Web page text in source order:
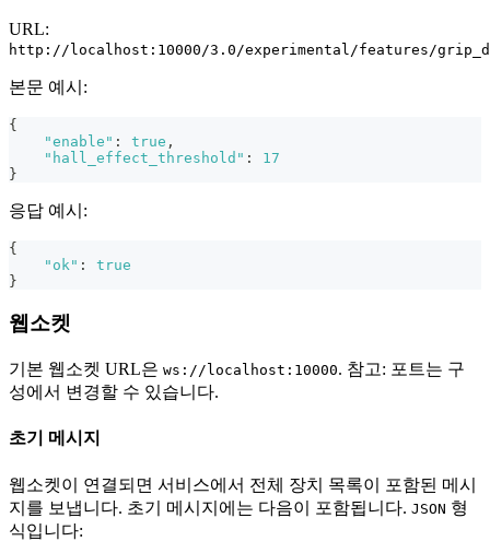
URL:
http://localhost:10000/3.0/experimental/features/
본문 예시:
{
"enable" : true ,
"hall_effect_threshold" :
17
}
응답 예시:
{
"ok" :
true
}
웹소켓
기본 웹소켓 URL은 ws://localhost:10000. 참고: 포트는 구
성에서 변경할 수 있습니다.
초기 메시지
웹소켓이 연결되면 서비스에서 전체 장치 목록이 포함된 메시
지를 보냅니다. 초기 메시지에는 다음이 포함됩니다. JSON 형
식입니다: